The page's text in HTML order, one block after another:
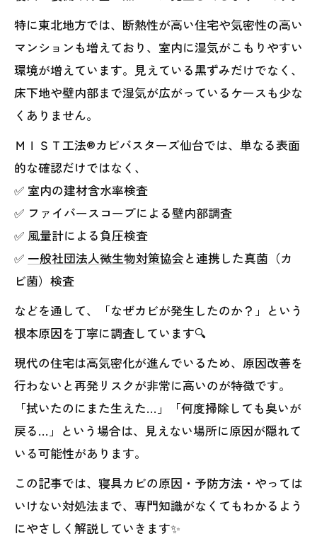
特に東北地方では、断熱性が高い住宅や気密性の高い
マンションも増えており、室内に湿気がこもりやすい
環境が増えています。見えている黒ずみだけでなく、
床下地や壁内部まで湿気が広がっているケースも少な
くありません。
ＭＩＳＴ工法®カビバスターズ仙台では、単なる表面
的な確認だけではなく、
✅ 室内の建材含水率検査
✅ ファイバースコープによる壁内部調査
✅ 風量計による負圧検査
✅ 一般社団法人微生物対策協会と連携した真菌（カ
ビ菌）検査
などを通して、「なぜカビが発生したのか？」という
根本原因を丁寧に調査しています🔍
現代の住宅は高気密化が進んでいるため、原因改善を
行わないと再発リスクが非常に高いのが特徴です。
「拭いたのにまた生えた…」「何度掃除しても臭いが
戻る…」という場合は、見えない場所に原因が隠れて
いる可能性があります。
この記事では、寝具カビの原因・予防方法・やっては
いけない対処法まで、専門知識がなくてもわかるよう
にやさしく解説していきます✨